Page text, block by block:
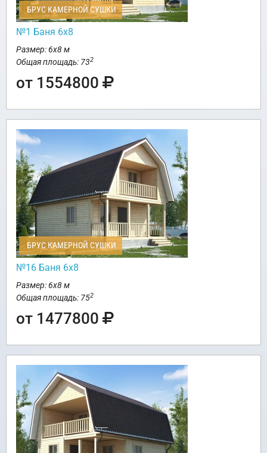
БРУС КАМЕРНОЙ СУШКИ
№1 Баня 6х8
Размер: 6х8 м
Общая площадь: 732
от 1554800
БРУС КАМЕРНОЙ СУШКИ
№16 Баня 6х8
Размер: 6х8 м
Общая площадь: 752
от 1477800